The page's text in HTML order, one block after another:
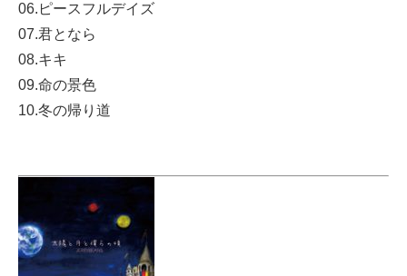
06.ピースフルデイズ
07.君となら
08.キキ
09.命の景色
10.冬の帰り道